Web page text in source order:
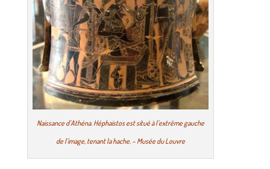
Naissance d’Athéna. Héphaïstos est situé à l’extrême gauche
de l’image, tenant la hache. – Musée du Louvre